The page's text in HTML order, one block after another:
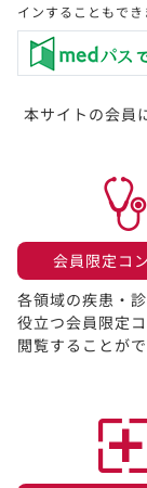
インすることもでき
本サイトの会員
会員限定コ
各領域の疾患・
役立つ会員限定
閲覧することがで